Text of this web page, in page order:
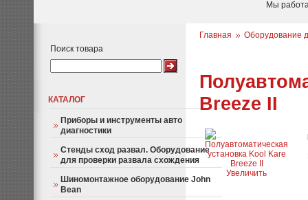
Мы
Поиск товара
КАТАЛОГ
Приборы и инструменты авто
диагностики
Стенды сход развал. Оборудование
для проверки развала схождения
Шиномонтажное оборудование John
Bean
Главная Оборудование
Breeze II
Увеличить